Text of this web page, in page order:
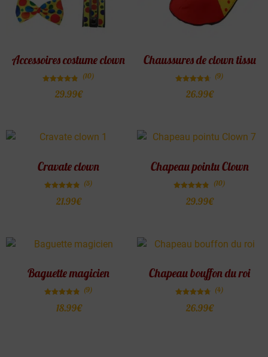
Accessoires costume clown
4.80
(10)
29.99€
Chaussures de clown tissu
4.67
(9)
26.99€
Cravate clown
4.80
(5)
21.99€
Chapeau pointu Clown
4.80
(10)
29.99€
Baguette magicien
4.78
(9)
18.99€
Chapeau bouffon du roi
4.75
(4)
26.99€